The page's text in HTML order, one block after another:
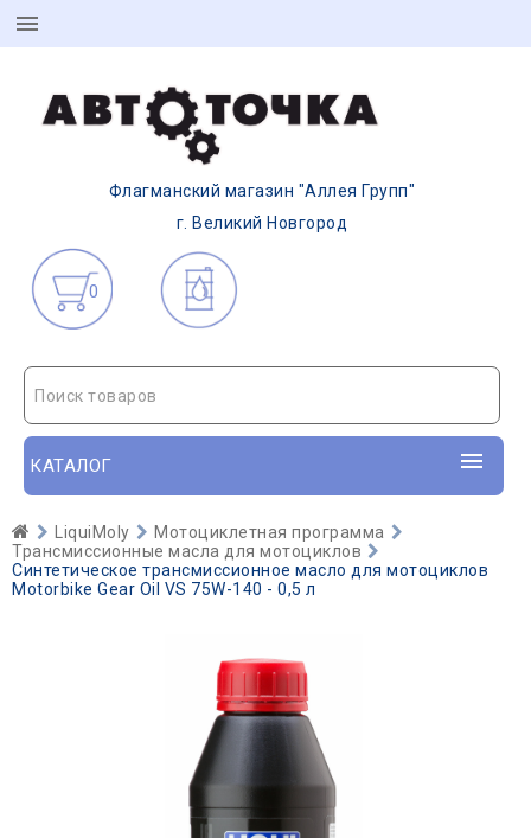
Флагманский магазин "Аллея Групп"
г. Великий Новгород
0
Поиск товаров
КАТАЛОГ
LiquiMoly
Мотоциклетная программа
Трансмиссионные масла для мотоциклов
Синтетическое трансмиссионное масло для мотоциклов
Motorbike Gear Oil VS 75W-140 - 0,5 л